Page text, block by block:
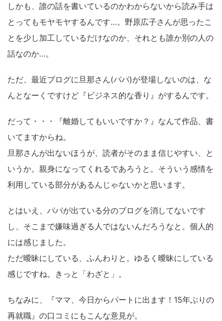
しかも、誰の話を書いているのかわからないから読み手は
とってもモヤモヤするんです…。野原広子さんが思ったこ
とを少し加工しているだけなのか、それとも誰か別の人の
話なのか…。
ただ、最近ブログに旦那さん(パパ)が登場しないのは、な
んとなーくですけど『ビジネス的な香り』がするんです。
だって・・・『離婚してもいいですか？』なんて作品、書
いてますからね。
旦那さんが出ないほうが、読者がそのまま信じやすい、と
いうか。親身になってくれるであろうと。そういう感情を
利用している部分があるんじゃないかと思います。
とはいえ、パパが出ている分のブログを消してないです
し、そこまで嫌味過ぎる人ではないんだろうなと。個人的
には感じました。
ただ曖昧にしている、ふんわりと。ゆるく曖昧にしている
感じですね。きっと「わざと」。
ちなみに、『ママ、今日からパートに出ます！15年ぶりの
再就職』の口コミにもこんな意見が。